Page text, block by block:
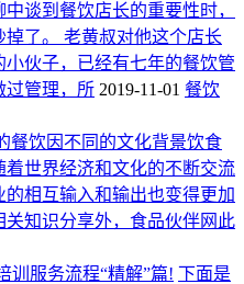
谈到餐饮店长的重要性时，
了。 老黄叔对他这个店长
伙子，已经有七年的餐饮管
过管理，所 2019-11-01 餐饮
餐饮因不同的文化背景饮食
世界经济和文化的不断交流
相互输入和输出也变得更加
知识分享外，食品伙伴网此
训服务流程“精解”篇! 下面是